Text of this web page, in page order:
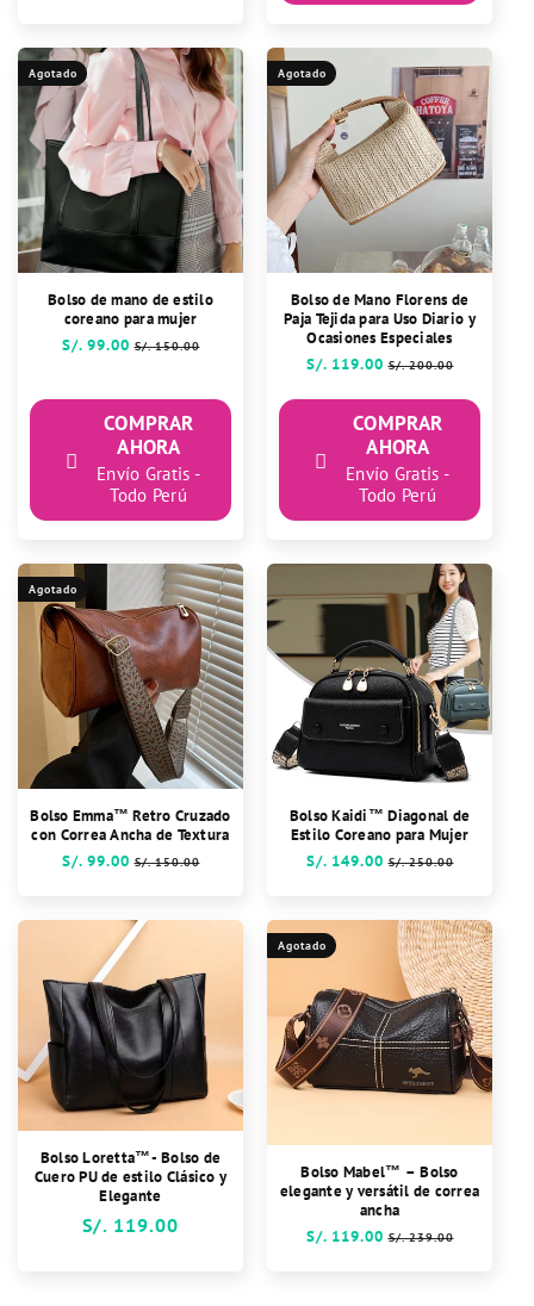
Agotado
Bolso de mano de estilo
coreano para mujer
Precio
S/. 99.00 Precio
S/. 150.00
COMPRAR
AHORA
Envío Gratis -
Todo Perú
Agotado
Bolso de Mano Florens de
Paja Tejida para Uso Diario y
Ocasiones Especiales
Precio
S/. 119.00 Precio
S/. 200.00
COMPRAR
AHORA
Envío Gratis -
Todo Perú
Agotado
Bolso Emma™ Retro Cruzado
con Correa Ancha de Textura
Precio
S/. 99.00 Precio
S/. 150.00
Bolso Kaidi™ Diagonal de
Estilo Coreano para Mujer
Precio
S/. 149.00 Precio
S/. 250.00
Bolso Loretta™- Bolso de
Cuero PU de estilo Clásico y
Elegante
Precio
S/. 119.00
Agotado
Bolso Mabel™ – Bolso
elegante y versátil de correa
ancha
Precio
S/. 119.00 Precio
S/. 239.00